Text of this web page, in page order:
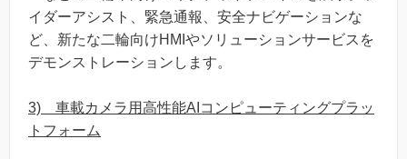
イダーアシスト、緊急通報、安全ナビゲーションな
ど、新たな二輪向けHMIやソリューションサービスを
デモンストレーションします。
3) 車載カメラ用高性能AIコンピューティングプラッ
トフォーム